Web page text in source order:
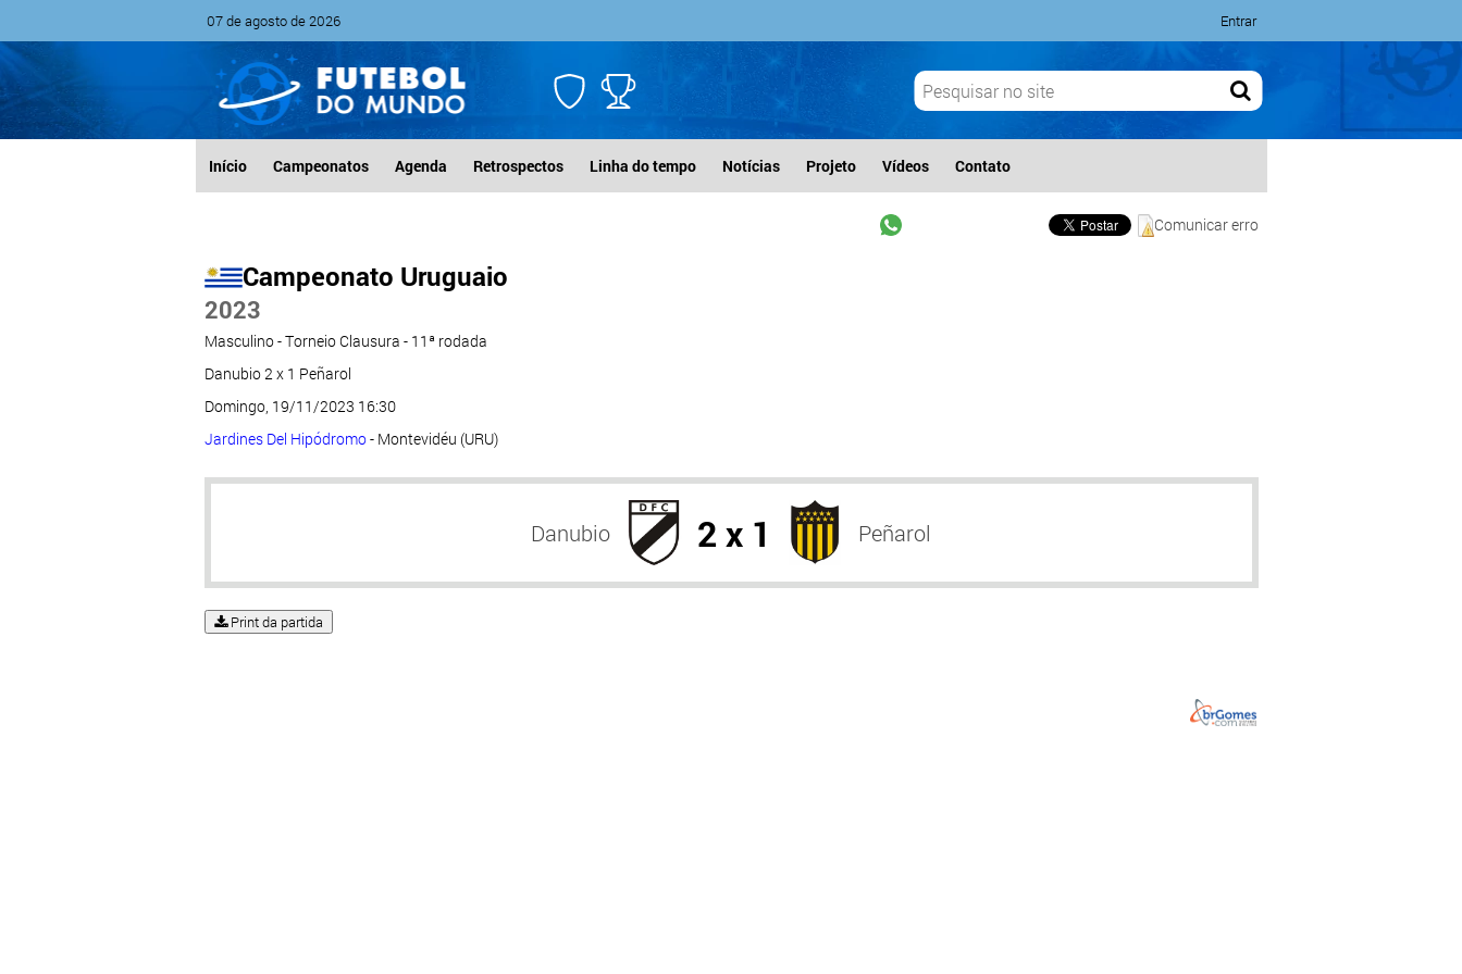
07 de agosto de 2026 Entrar
Início Campeonatos Agenda Retrospectos Linha do tempo Notícias Projeto Vídeos Contato
Comunicar erro
Campeonato Uruguaio
2023
Masculino - Torneio Clausura - 11ª rodada
Danubio 2 x 1 Peñarol
Domingo, 19/11/2023 16:30
Jardines Del Hipódromo- Montevidéu (URU)
Danubio 2 x 1 Peñarol
Print da partida